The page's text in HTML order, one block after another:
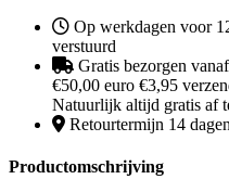
Op werkdagen voor
verstuurd
Gratis bezorgen
€50,00 euro €3,95
Natuurlijk altijd gratis af
Retourtermijn 14 dagen
Productomschrijving